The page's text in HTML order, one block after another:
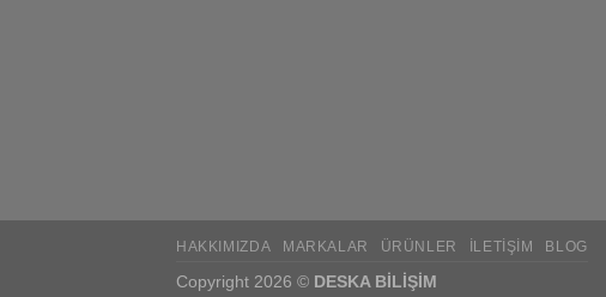
HAKKIMIZDA MARKALAR ÜRÜNLER İLETIŞIM BLOG
Copyright 2026 © DESKA BİLİŞİM